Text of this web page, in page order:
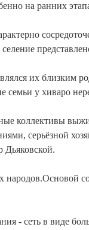
на ранних
их близким
у хиваро
коллективы
серьёзной
Дьяковской.
- сеть в виде